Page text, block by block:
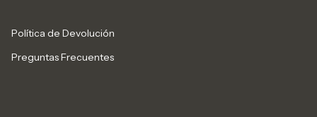
Política de Devolución
Preguntas Frecuentes